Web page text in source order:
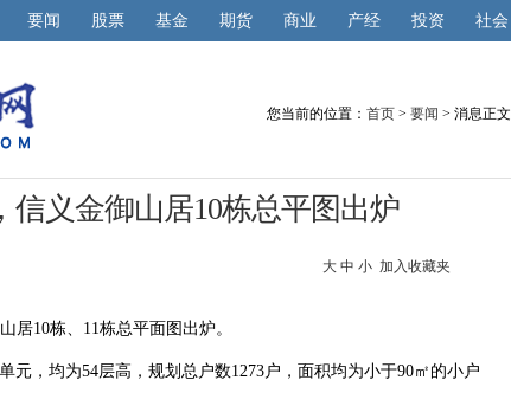
要闻 股票 基金 期货 商业 产经 投资 社会
您当前的位置： 首页 > 要闻 > 消息正文
信义金御山居10栋总平图出炉
大 中 小 加入收藏夹
居10栋、11栋总平面图出炉。
元，均为54层高，规划总户数1273户，面积均为小于90㎡的小户